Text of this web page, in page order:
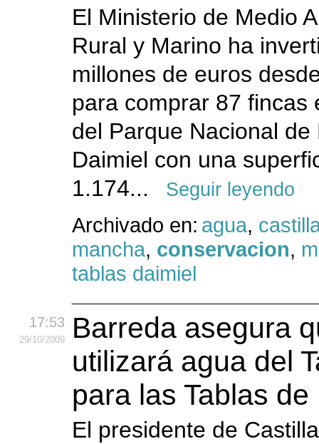
El Ministerio de Medio
Rural y Marino ha
millones de euros
para comprar 87 fincas
del Parque Nacional de
Daimiel con una
1.174...
Seguir leyendo
Archivado en: agua,
mancha, conservacion,
tablas daimiel
17:53
29/10/2009
Barreda asegura
utilizará agua del
para las Tablas de
El presidente de